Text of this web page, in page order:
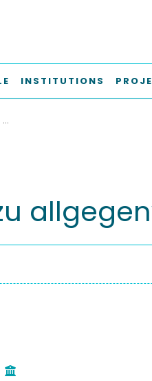
INSTITUTIONS
WÄRMEÜBERTRAGUNG : EIN NAHEZU ALLGEGENWÄRTIGES PHÄNOMEN